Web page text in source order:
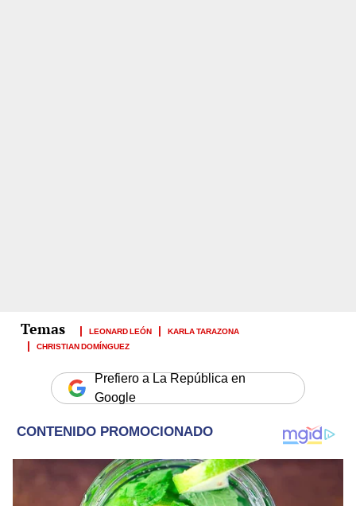
LEONARD LEÓN
KARLA TARAZONA
CHRISTIAN DOMÍNGUEZ
Prefiero a La República en
Google